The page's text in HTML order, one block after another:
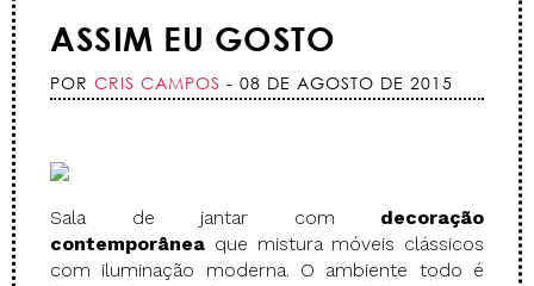
ASSIM EU GOSTO
POR CRIS CAMPOS - 08 DE AGOSTO DE 2015
Sala de jantar com decoração
contemporânea que mistura móveis clássicos
com iluminação moderna. O ambiente todo é